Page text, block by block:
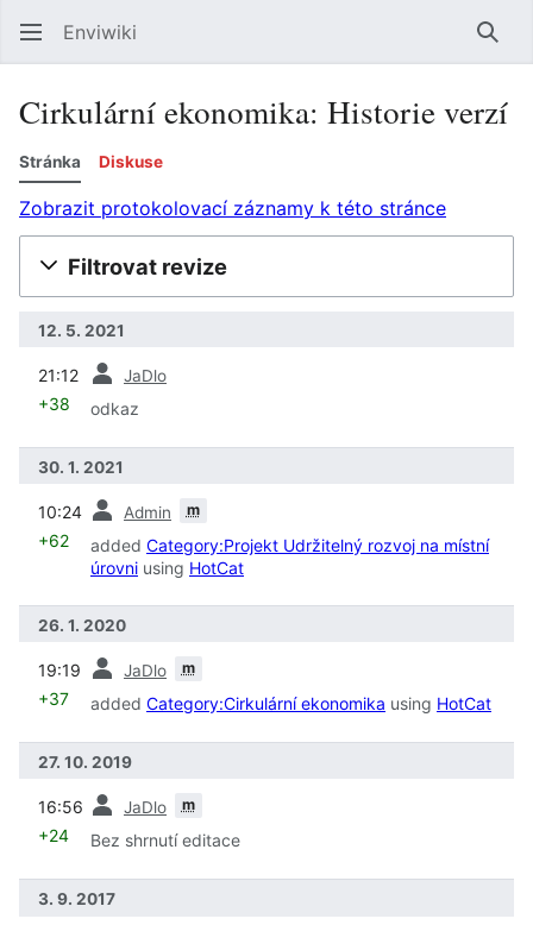
Enviwiki
Cirkulární ekonomika: Historie verzí
Stránka Diskuse
Zobrazit protokolovací záznamy k této stránce
Filtrovat revize
12. 5. 2021
21:12 JaDlo
+38 odkaz
30. 1. 2021
10:24 Admin m
+62 added Category:Projekt Udržitelný rozvoj na místní
úrovni using HotCat
26. 1. 2020
19:19 JaDlo m
+37 added Category:Cirkulární ekonomika using HotCat
27. 10. 2019
16:56 JaDlo m
+24 Bez shrnutí editace
3. 9. 2017